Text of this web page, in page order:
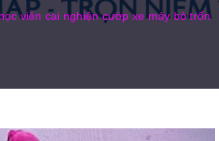
viên cai nghiện cướp xe máy bỏ trốn